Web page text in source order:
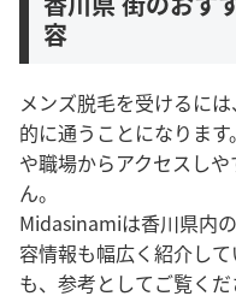
容
メンズ脱毛を受けるに
的に通うことになりま
や職場からアクセスし
ん。
Midasinamiは香川県内
容情報も幅広く紹介し
も、参考としてご覧くだ